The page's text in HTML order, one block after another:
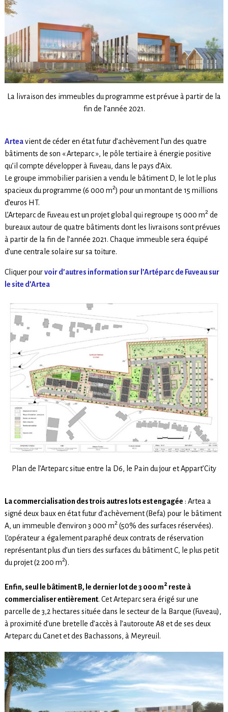
La livraison des immeubles du programme est prévue à partir de la
fin de l’année 2021.
Arteavient de céder en état futur d’achèvement l’un des quatre
bâtiments de son « Arteparc », le pôle tertiaire à énergie positive
qu’il compte développer à Fuveau, dans le pays d’Aix.
Le groupe immobilier parisien a vendu le bâtiment D, le lot le plus
spacieux du programme (6 000 m2) pour un montant de 15 millions
d’euros HT.
L’Arteparc de Fuveau est un projet global qui regroupe 15 000 m2de
bureaux autour de quatre bâtiments dont les livraisons sont prévues
à partir de la fin de l’année 2021. Chaque immeuble sera équipé
d’une centrale solaire sur sa toiture.
Cliquer pourvoir d’autres information sur l’Artéparc de Fuveau sur
le site d’Artea
Plan de l’Arteparc situe entre la D6, le Pain du jour et Appart’City
La commercialisation des trois autres lots est engagée : Artea a
signé deux baux en état futur d’achèvement (Befa) pour le bâtiment
A, un immeuble d’environ 3 000 m2(50% des surfaces réservées).
L’opérateur a également paraphé deux contrats de réservation
représentant plus d’un tiers des surfaces du bâtiment C, le plus petit
du projet (2 200 m2).
Enfin, seul le bâtiment B, le dernier lot de 3 000 m2reste à
commercialiser entièrement. Cet Arteparc sera érigé sur une
parcelle de 3,2 hectares située dans le secteur de la Barque (Fuveau),
à proximité d’une bretelle d’accès à l’autoroute A8 et de ses deux
Arteparc du Canet et des Bachassons, à Meyreuil.